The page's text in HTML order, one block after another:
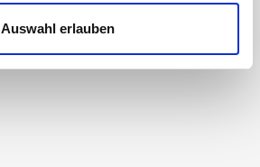
Auswahl erlauben